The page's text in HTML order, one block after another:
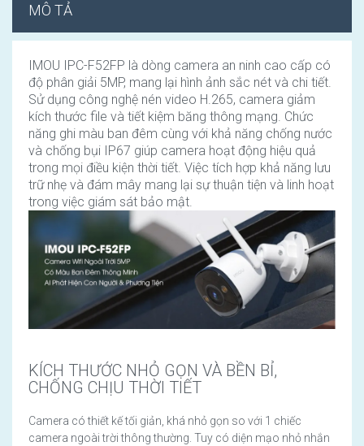
MÔ TẢ
IMOU IPC-F52FP là dòng camera an ninh cao cấp có
độ phân giải 5MP, mang lại hình ảnh sắc nét và chi tiết.
Sử dụng công nghệ nén video H.265, camera giảm
kích thước file và tiết kiệm băng thông mạng. Chức
năng ghi màu ban đêm cùng với khả năng chống nước
và chống bụi IP67 giúp camera hoạt động hiệu quả
trong mọi điều kiện thời tiết. Việc tích hợp khả năng lưu
trữ nhẹ và đám mây mang lại sự thuận tiện và linh hoạt
trong việc giám sát bảo mật.
KÍCH THƯỚC NHỎ GỌN VÀ BỀN BỈ,
CHỐNG CHỊU THỜI TIẾT
Camera có thiết kế tối giản, khá nhỏ gọn so với 1 chiếc
camera ngoài trời thông thường. Tuy có diện mạo nhỏ nhắn